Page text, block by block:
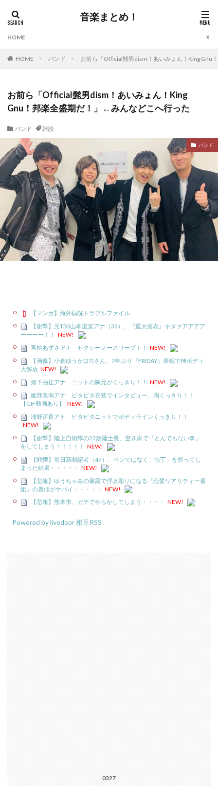
音楽まとめ！
HOME
HOME バンド お前ら「Official髭男dism！あいみょん！King Gnu
お前ら「Official髭男dism！あいみょん！King
Gnu！邦楽全盛期だ！」←みんなどこへ行った
バンド 雑談
バンド
【マンガ】海外病院トラブルファイル
【衝撃】元TBS山本里菜アナ（32）、『重大発表』キタァアアアア
ーーーー！！
NEW!
宮﨑あずさアナ セクシーノースリーブ！！
NEW!
【画像】小倉ゆうか(27)さん、7年ぶり『FRIDAY』表紙で神ボディ
大解放 NEW!
畑下由佳アナ ニットの胸元がくっきり！！
NEW!
姫野美南アナ ピタピタ衣装でインタビュー、胸くっきり！！
【GIF動画あり】
NEW!
浦野芽良アナ ピタピタニットでボディラインくっきり！！
NEW!
【衝撃】陸上自衛隊の22歳陸士長、空き家で『とんでもない事』
をしてしまう！！！！！
NEW!
【戦慄】毎日新聞記者（47）、ペンではなく「包丁」を握ってし
まった結果・・・・・
NEW!
【悲報】ゆうちゃみの暴露で浮き彫りになる『恋愛リアリティー番
組』の裏側がヤバイ・・・・・
NEW!
【悲報】熊本市、ガチでやらかしてしまう・・・・
NEW!
Powered by livedoor 相互RSS
0327